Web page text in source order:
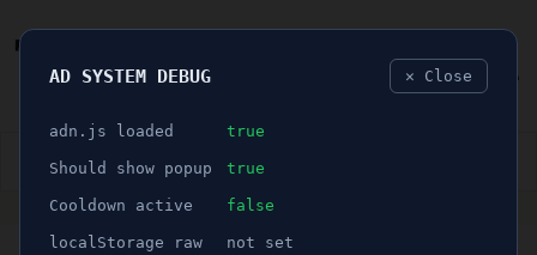
👮🏻‍♂️ BLÅLJUS ÅSIKTER SPORT
ANNONS
AD SYSTEM DEBUG ✕ Close
adn.js loaded true
Should show popup true
Cooldown active false
localStorage raw not set